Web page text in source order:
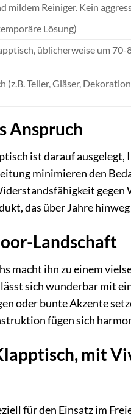
mildem Reiniger. Kein
Lösung)
üblicherweise um
(z.B. Teller, Gläser,
Anspruch
ist darauf ausgelegt,
minimieren den
das über Jahre
Landschaft
macht ihn zu einem
sich wunderbar mit
oder bunte Akzente
fügen sich
mit
für den Einsatz im